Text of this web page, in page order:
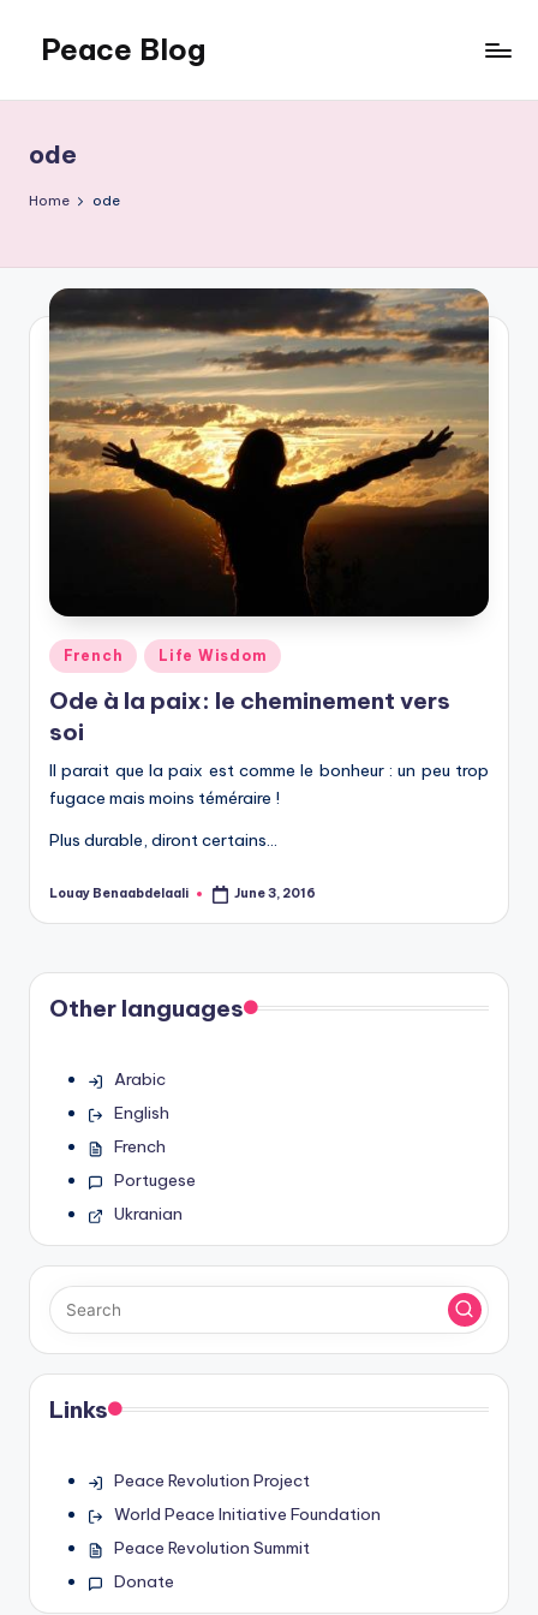
content
Peace Blog
Peace
Like
This
ode
Home ode
Posted
in
French Life Wisdom
Ode à la paix: le cheminement vers
soi
Il parait que la paix est comme le bonheur : un peu trop
fugace mais moins téméraire !
Plus durable, diront certains…
Posted
Louay Benaabdelaali June 3, 2016
Other languages
Arabic
English
French
Portugese
Ukranian
Links
Peace Revolution Project
World Peace Initiative Foundation
Peace Revolution Summit
Donate